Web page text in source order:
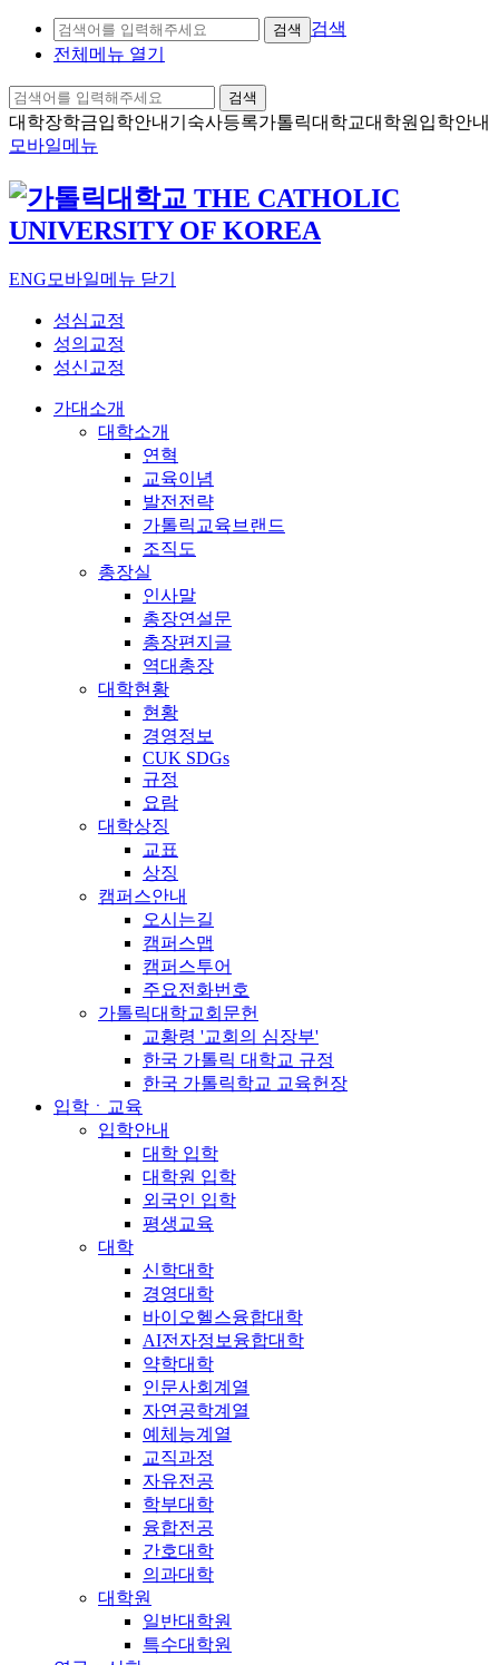
검색
검색
전체메뉴 열기
검색
대학장학금입학안내 기숙사등록가톨릭대학교대학원입학안내
모바일메뉴
ENG 모바일메뉴 닫기
성심교정
성의교정
성신교정
가대소개
대학소개
연혁
교육이념
발전전략
가톨릭교육브랜드
조직도
총장실
인사말
총장연설문
총장편지글
역대총장
대학현황
현황
경영정보
CUK SDGs
규정
요람
대학상징
교표
상징
캠퍼스안내
오시는길
캠퍼스맵
캠퍼스투어
주요전화번호
가톨릭대학교회문헌
교황령 '교회의 심장부'
한국 가톨릭 대학교 규정
한국 가톨릭학교 교육헌장
입학ㆍ교육
입학안내
대학 입학
대학원 입학
외국인 입학
평생교육
대학
신학대학
경영대학
바이오헬스융합대학
AI전자정보융합대학
약학대학
인문사회계열
자연공학계열
예체능계열
교직과정
자유전공
학부대학
융합전공
간호대학
의과대학
대학원
일반대학원
특수대학원